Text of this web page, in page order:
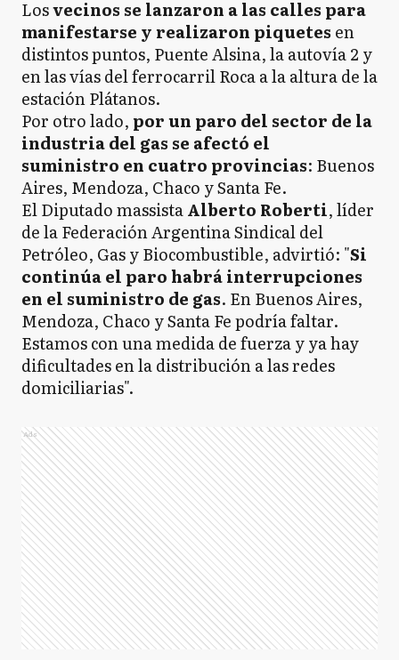
Losvecinos se lanzaron a las calles para
manifestarse y realizaron piquetes en
distintos puntos, Puente Alsina, la autovía 2 y
en las vías del ferrocarril Roca a la altura de la
estación Plátanos.
Por otro lado, por un paro del sector de la
industria del gas se afectó el
suministro en cuatro provincias: Buenos
Aires, Mendoza, Chaco y Santa Fe.
El Diputado massistaAlberto Roberti, líder
de la Federación Argentina Sindical del
Petróleo, Gas y Biocombustible, advirtió: "Si
continúa el paro habrá interrupciones
en el suministro de gas. En Buenos Aires,
Mendoza, Chaco y Santa Fe podría faltar.
Estamos con una medida de fuerza y ya hay
dificultades en la distribución a las redes
domiciliarias".
Ads